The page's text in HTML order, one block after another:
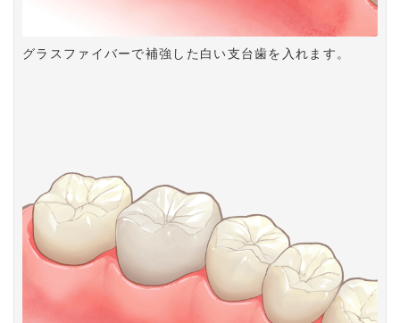
グラスファイバーで補強した白い支台歯を入れます。